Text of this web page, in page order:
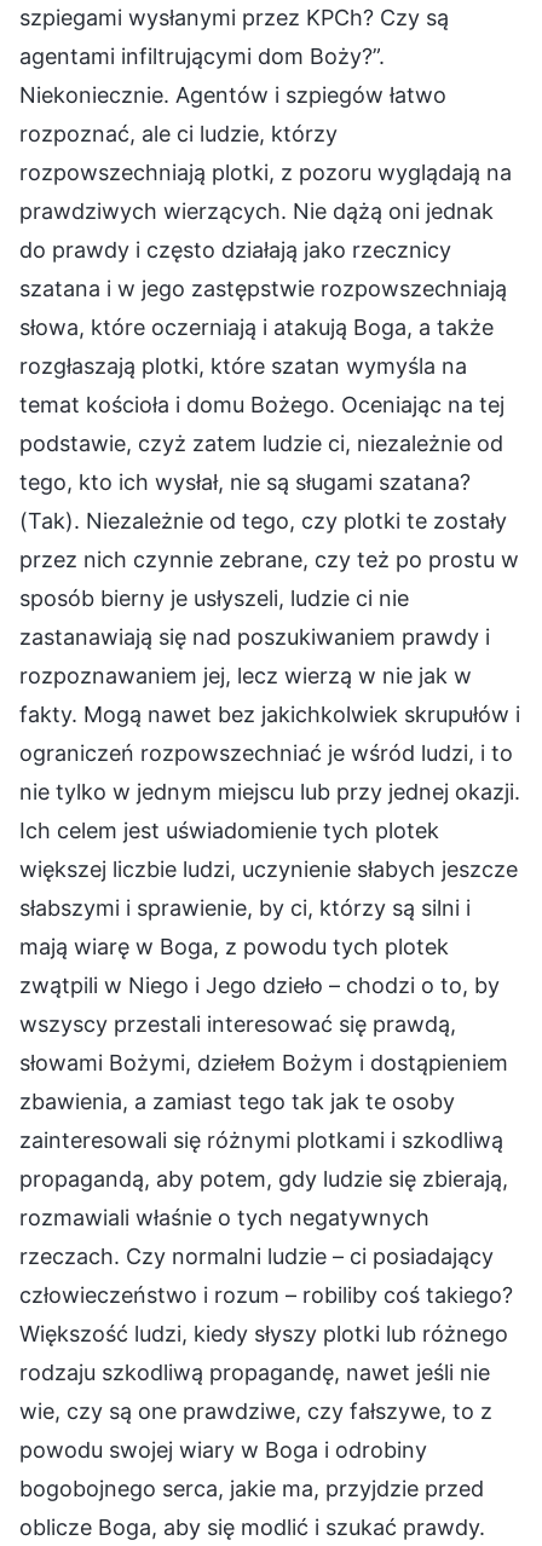
szpiegami wysłanymi przez KPCh? Czy są
agentami infiltrującymi dom Boży?”.
Niekoniecznie. Agentów i szpiegów łatwo
rozpoznać, ale ci ludzie, którzy
rozpowszechniają plotki, z pozoru wyglądają na
prawdziwych wierzących. Nie dążą oni jednak
do prawdy i często działają jako rzecznicy
szatana i w jego zastępstwie rozpowszechniają
słowa, które oczerniają i atakują Boga, a także
rozgłaszają plotki, które szatan wymyśla na
temat kościoła i domu Bożego. Oceniając na tej
podstawie, czyż zatem ludzie ci, niezależnie od
tego, kto ich wysłał, nie są sługami szatana?
(Tak). Niezależnie od tego, czy plotki te zostały
przez nich czynnie zebrane, czy też po prostu w
sposób bierny je usłyszeli, ludzie ci nie
zastanawiają się nad poszukiwaniem prawdy i
rozpoznawaniem jej, lecz wierzą w nie jak w
fakty. Mogą nawet bez jakichkolwiek skrupułów i
ograniczeń rozpowszechniać je wśród ludzi, i to
nie tylko w jednym miejscu lub przy jednej okazji.
Ich celem jest uświadomienie tych plotek
większej liczbie ludzi, uczynienie słabych jeszcze
słabszymi i sprawienie, by ci, którzy są silni i
mają wiarę w Boga, z powodu tych plotek
zwątpili w Niego i Jego dzieło – chodzi o to, by
wszyscy przestali interesować się prawdą,
słowami Bożymi, dziełem Bożym i dostąpieniem
zbawienia, a zamiast tego tak jak te osoby
zainteresowali się różnymi plotkami i szkodliwą
propagandą, aby potem, gdy ludzie się zbierają,
rozmawiali właśnie o tych negatywnych
rzeczach. Czy normalni ludzie – ci posiadający
człowieczeństwo i rozum – robiliby coś takiego?
Większość ludzi, kiedy słyszy plotki lub różnego
rodzaju szkodliwą propagandę, nawet jeśli nie
wie, czy są one prawdziwe, czy fałszywe, to z
powodu swojej wiary w Boga i odrobiny
bogobojnego serca, jakie ma, przyjdzie przed
oblicze Boga, aby się modlić i szukać prawdy.